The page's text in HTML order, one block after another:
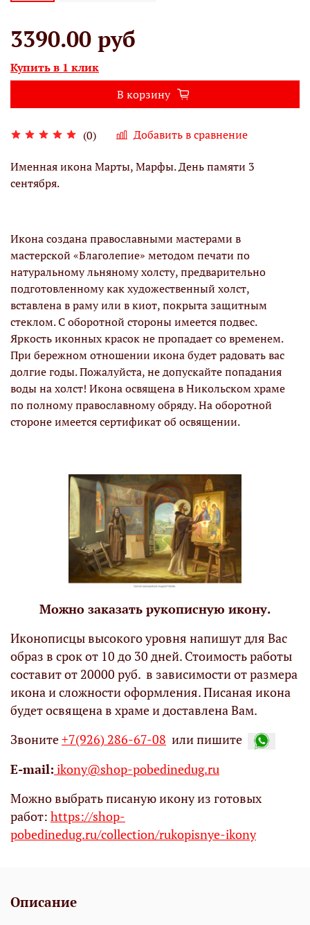
(0) Добавить в сравнение
3390.00 руб
Купить в 1 клик
В корзину
Именная икона Марты, Марфы. День памяти 3
сентября.
Икона создана православными мастерами в
мастерской «Благолепие» методом печати по
натуральному льняному холсту, предварительно
подготовленному как художественный холст,
вставлена в раму или в киот, покрыта защитным
стеклом. С оборотной стороны имеется подвес.
Яркость иконных красок не пропадает со временем.
При бережном отношении икона будет радовать вас
долгие годы. Пожалуйста, не допускайте попадания
воды на холст! Икона освящена в Никольском храме
по полному православному обряду. На оборотной
стороне имеется сертификат об освящении.
Можно заказать рукописную икону.
Иконописцы высокого уровня напишут для Вас
образ в срок от 10 до 30 дней. Стоимость работы
составит от 20000 руб. в зависимости от размера
икона и сложности оформления. Писаная икона
будет освящена в храме и доставлена Вам.
Звоните+7(926) 286-67-08 или пишите
Е-mail: ikony@shop-pobedinedug.ru
Можно выбрать писаную икону из готовых
работ: https://shop-
pobedinedug.ru/collection/rukopisnye-ikony
Описание